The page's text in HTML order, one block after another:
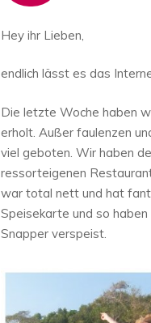
Hey ihr Lieben,
endlich lässt es das
Die letzte Woche haben
erholt. Außer faulenzen
viel geboten. Wir haben
ressorteigenen
war total nett und hat
Speisekarte und so
Snapper verspeist.